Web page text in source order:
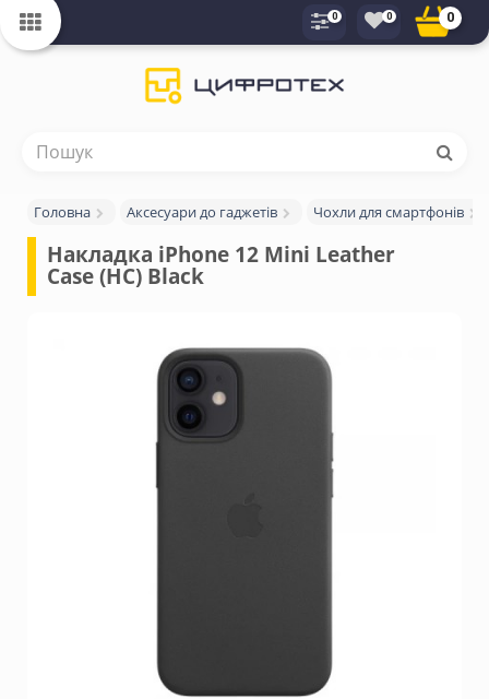
0
0 0
Головна Аксесуари до гаджетів Чохли для смартфонів
Накладка iPhone 12 Mini Leather
Case (HC) Black